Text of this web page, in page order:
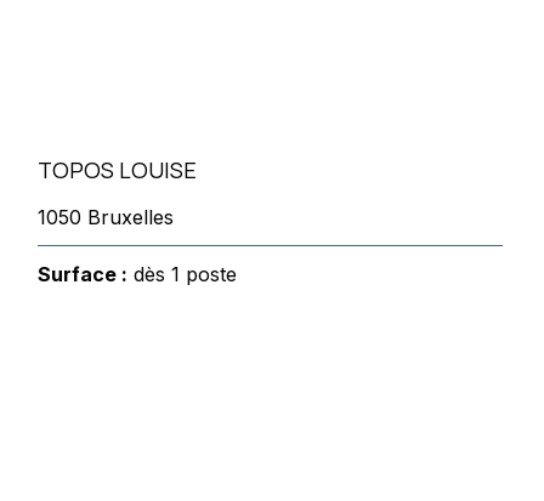
TOPOS LOUISE
1050 Bruxelles
Surface : dès 1 poste